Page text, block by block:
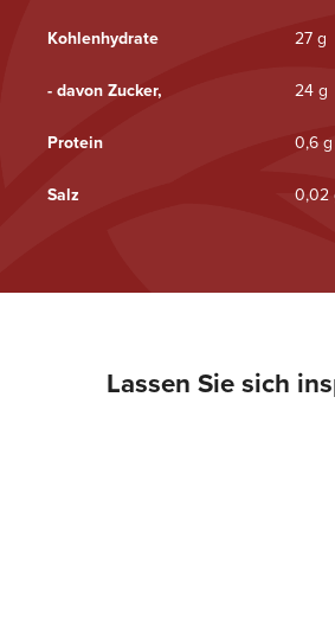
Kohlenhydrate 27 g
- davon Zucker, 24 g
Protein 0,6 g
Salz 0,02
Lassen Sie sich